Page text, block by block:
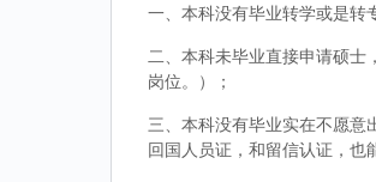
一、本科没有毕业转学或是转
二、本科未毕业直接申请硕
岗位。）；
三、本科没有毕业实在不愿意
回国人员证，和留信认证，也